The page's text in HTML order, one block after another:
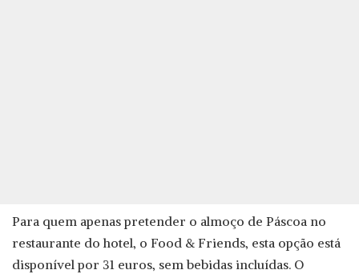
Para quem apenas pretender o almoço de Páscoa no
restaurante do hotel, o Food & Friends, esta opção está
disponível por 31 euros, sem bebidas incluídas. O